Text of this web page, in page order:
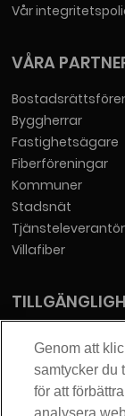
Vår
VÅRA
Byggherrar
Fastighetsägare
Fiberföreningar
Kommuner
Stadsnät
Villafiber
KONTAKT
Genom att
samtycker du
för att
analysera